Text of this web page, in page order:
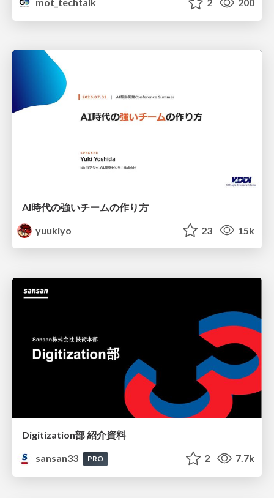
AI時代の強いチームの作り方
yuukiyo
23 15k
Digitization部 紹介資料
sansan33
PRO 2 7.7k